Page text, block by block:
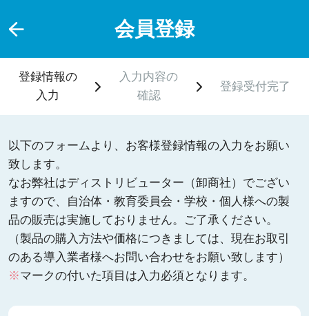
会員登録
登録情報の
入力
入力内容の
確認
登録受付完了
以下のフォームより、お客様登録情報の入力をお願い
致します。
なお弊社はディストリビューター（卸商社）でござい
ますので、自治体・教育委員会・学校・個人様への製
品の販売は実施しておりません。ご了承ください。
（製品の購入方法や価格につきましては、現在お取引
のある導入業者様へお問い合わせをお願い致します）
※マークの付いた項目は入力必須となります。